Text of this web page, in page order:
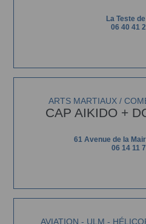
La Teste
06 40 41
ARTS MARTIAUX /
CAP AIKIDO +
61 Avenue de la
06 14 11
AVIATION - ULM -